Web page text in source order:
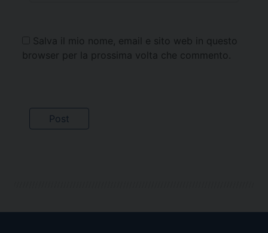
Salva il mio nome, email e sito web in questo
browser per la prossima volta che commento.